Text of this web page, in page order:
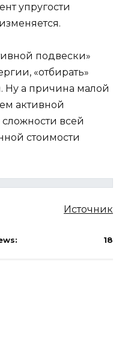
упругости
подвески»
«отбирать»
Ну а причина малой
активной
всей
стоимости
Источник
18